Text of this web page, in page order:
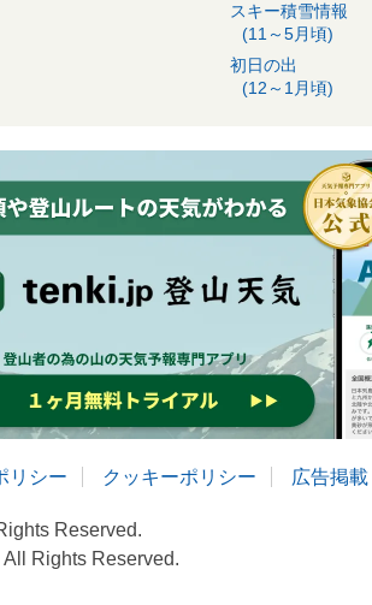
スキー積雪情報
(11～5月頃)
初日の出
(12～1月頃)
リシー クッキーポリシー 広告掲載
Reserved.
All Rights Reserved.